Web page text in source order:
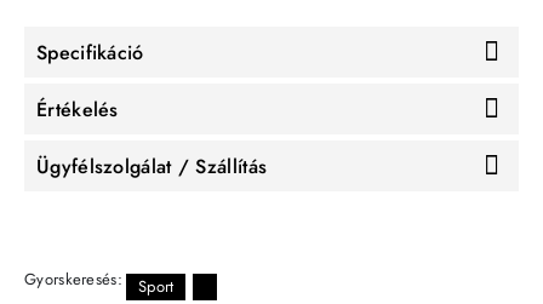
Specifikáció
Értékelés
Ügyfélszolgálat / Szállítás
Gyorskeresés: Sport